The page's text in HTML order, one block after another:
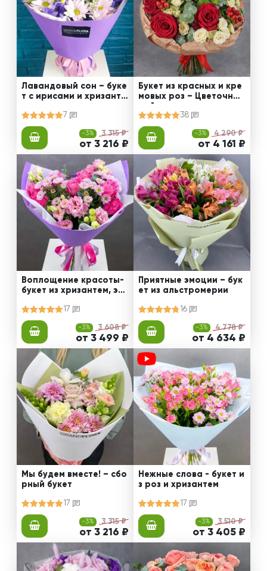
Лавандовый сон – буке
т с ирисами и хризанте
7
-3% 3 315 ₽
от 3 216 ₽
Букет из красных и кре
мовых роз – Цветочный
38
-3% 4 290 ₽
от 4 161 ₽
Воплощение красоты-
букет из хризантем, эус
17
-3% 3 608 ₽
от 3 499 ₽
Приятные эмоции – бук
ет из альстромерии
16
-3% 4 778 ₽
от 4 634 ₽
Мы будем вместе! – сбо
рный букет
17
-3% 3 315 ₽
от 3 216 ₽
Нежные слова - букет и
з роз и хризантем
17
-3% 3 510 ₽
от 3 405 ₽